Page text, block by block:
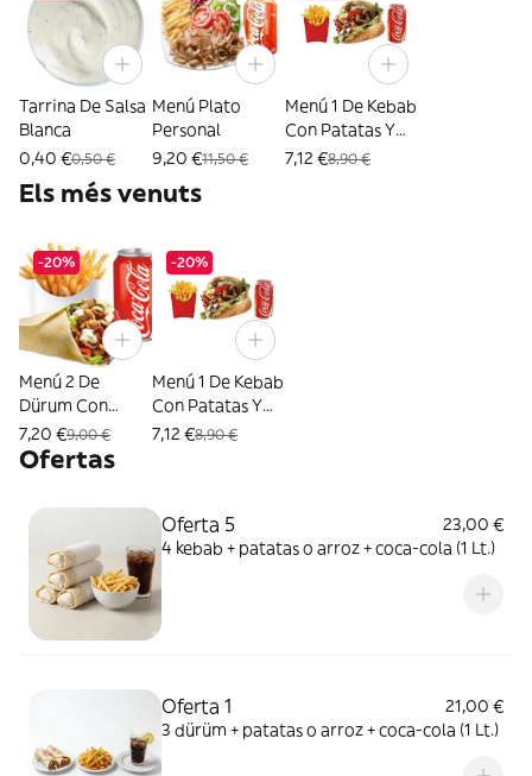
Tarrina De Salsa
Blanca
0,40 €0,50 €
Menú Plato
Personal
9,20 €11,50 €
Menú 1 De Kebab
Con Patatas Y
Refresco
7,12 €8,90 €
Els més venuts
-20%
Menú 2 De
Dürum Con
Patatas Y
Refresco
7,20 €9,00 €
-20%
Menú 1 De Kebab
Con Patatas Y
Refresco
7,12 €8,90 €
Ofertas
Oferta 5
23,00 €
4 kebab + patatas o arroz + coca-cola (1 Lt.)
Oferta 1
21,00 €
3 dürüm + patatas o arroz + coca-cola (1 Lt.)